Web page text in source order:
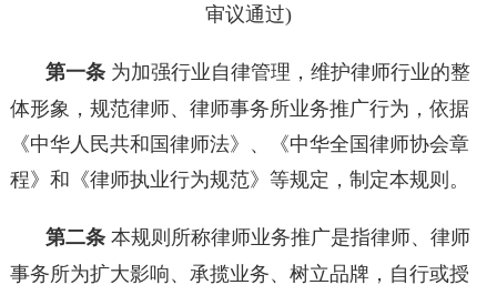
审议通过)
第一条 为加强行业自律管理，维护律师行业的整
体形象，规范律师、律师事务所业务推广行为，依据
《中华人民共和国律师法》、《中华全国律师协会章
程》和《律师执业行为规范》等规定，制定本规则。
第二条 本规则所称律师业务推广是指律师、律师
事务所为扩大影响、承揽业务、树立品牌，自行或授